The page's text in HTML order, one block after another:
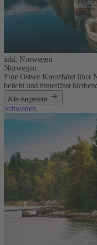
inkl. Norwegen
Norwegen
Eine Ostsee Kreuzfahrt über
beliebt und hinterlässt
Alle Angebote
Schweden